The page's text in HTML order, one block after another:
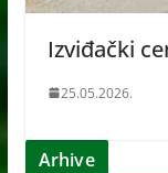
Izviđački
25.05.2026.
Arhive